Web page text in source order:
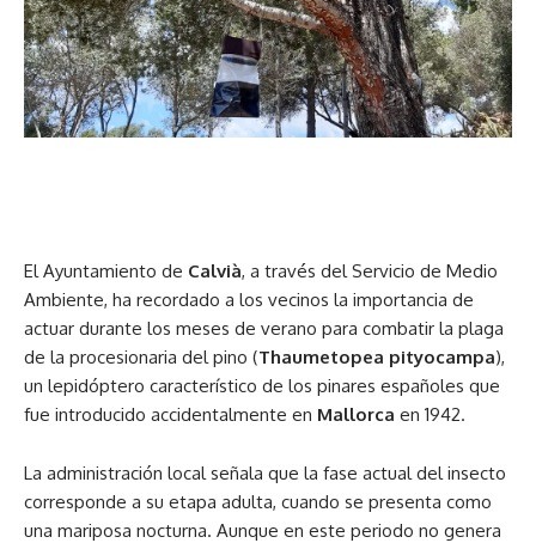
El Ayuntamiento de Calvià, a través del Servicio de Medio
Ambiente, ha recordado a los vecinos la importancia de
actuar durante los meses de verano para combatir la plaga
de la procesionaria del pino (Thaumetopea pityocampa),
un lepidóptero característico de los pinares españoles que
fue introducido accidentalmente en Mallorca en 1942.
La administración local señala que la fase actual del insecto
corresponde a su etapa adulta, cuando se presenta como
una mariposa nocturna. Aunque en este periodo no genera